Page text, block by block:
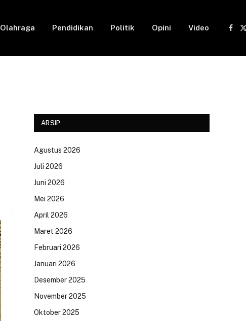
Olahraga Pendidikan Politik Opini Video
ARSIP
Agustus 2026
Juli 2026
Juni 2026
Mei 2026
April 2026
Maret 2026
Februari 2026
Januari 2026
Desember 2025
November 2025
Oktober 2025